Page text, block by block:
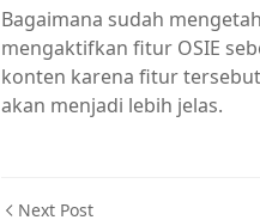
Bagaimana sudah
mengaktifkan fitur OSIE
konten karena fitur
akan menjadi lebih jelas.
Next Post